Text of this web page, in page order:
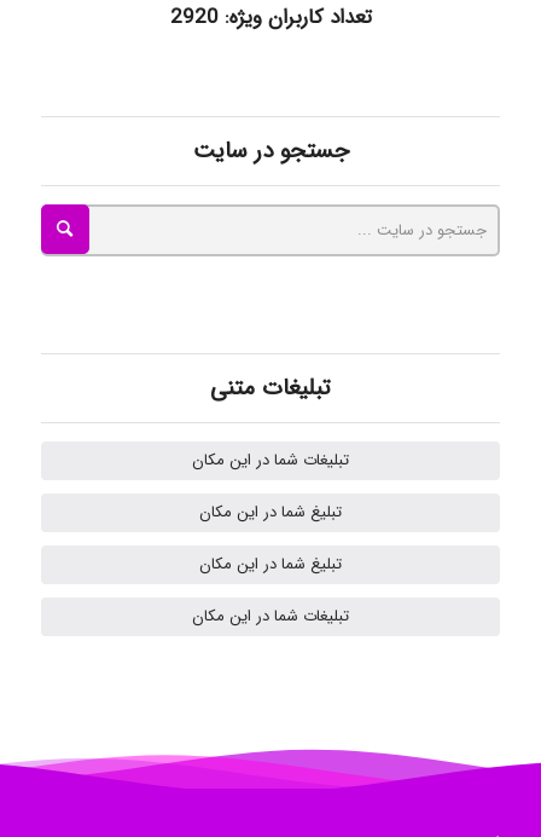
akhtar shahsavandi
kimiya zirakpoor
Nazaninkarkon
تعداد کاربران ویژه: 2920
جستجو در سایت
تبلیغات متنی
تبلیغات شما در این مکان
تبلیغ شما در این مکان
تبلیغ شما در این مکان
تبلیغات شما در این مکان